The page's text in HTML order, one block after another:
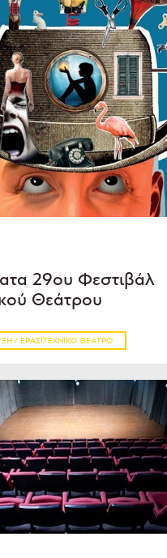
29ου Φεστιβάλ
Θεάτρου
/ ΕΡΑΣΙΤΕΧΝΙΚΌ ΘΈΑΤΡΟ